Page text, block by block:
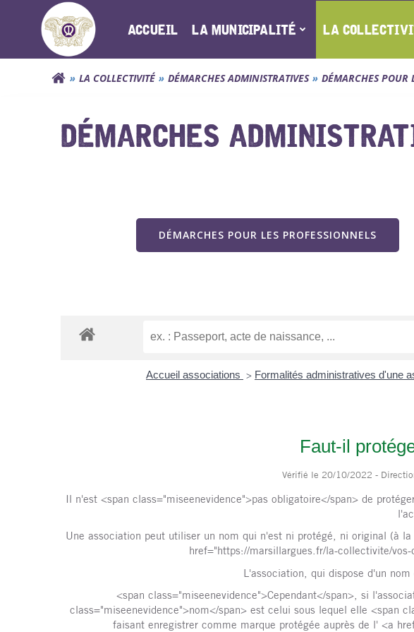
contenu
ACCUEIL LA MUNICIPALITÉ LA
LA COLLECTIVITÉ DÉMARCHES ADMINISTRATIVES DÉMARCHES POUR
DÉMARCHES
DÉMARCHES POUR LES PROFESSIONNELS
Accueil associations > Formalités administratives d'une
Faut-il
Vérifié le 20/10/2022 -
Il n'est <span class="miseenevidence">pas obligatoire</span> de
Une association peut utiliser un nom qui n'est ni protégé, ni original (à
href="https://marsillargues.fr/la-collectivite/
L'association, qui dispose d'un
<span class="miseenevidence">Cependant</span>, si
class="miseenevidence">nom</span> est celui sous lequel elle <span
faisant enregistrer comme marque protégée auprès de l' <a